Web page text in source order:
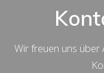
Wir freuen uns über